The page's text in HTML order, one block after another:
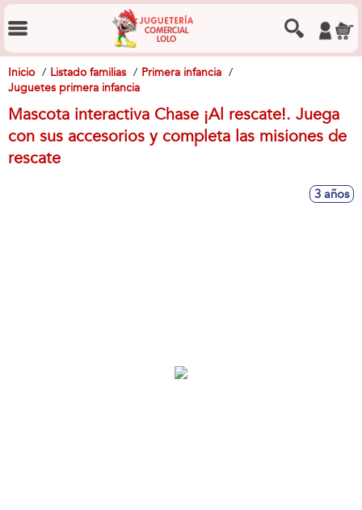
Inicio Listado familias
Primera infancia
Juguetes primera infancia
Mascota interactiva Chase ¡Al rescate!. Juega
con sus accesorios y completa las misiones de
rescate
3 años